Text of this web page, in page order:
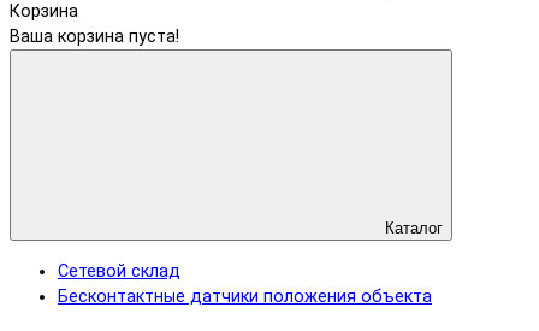
Корзина
Ваша корзина пуста!
Каталог
Сетевой склад
Бесконтактные датчики положения объекта